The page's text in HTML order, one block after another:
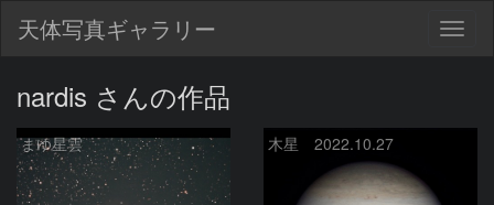
天体写真ギャラリー
nardis さんの作品
まゆ星雲 木星 2022.10.27